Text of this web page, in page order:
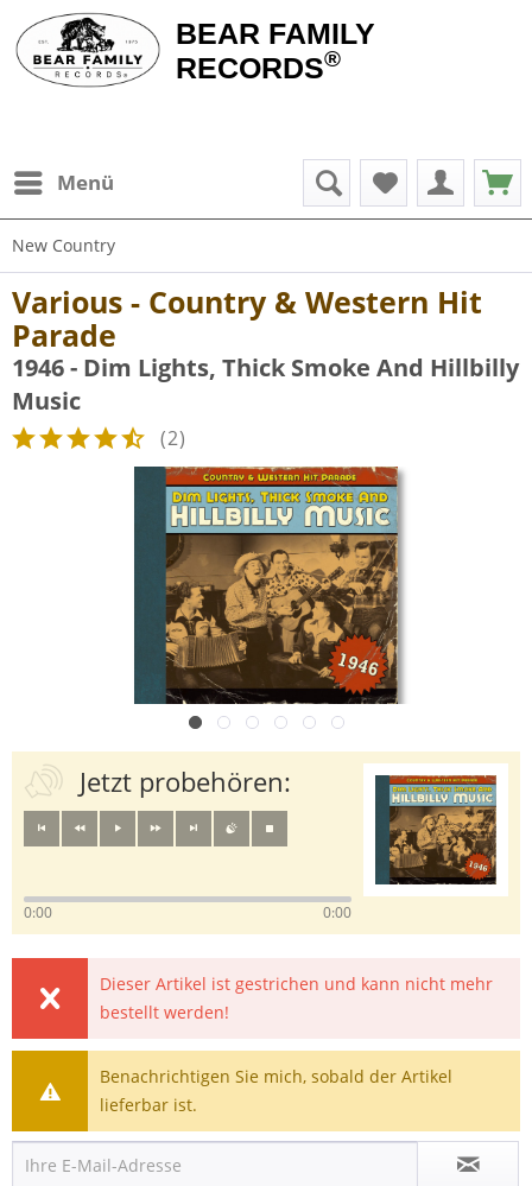
BEAR FAMILY
RECORDS®
Menü
New Country
Various - Country & Western Hit
Parade
1946 - Dim Lights, Thick Smoke And Hillbilly
Music
(2)
Jetzt probehören:
0:00 0:00
Dieser Artikel ist gestrichen und kann nicht mehr
bestellt werden!
Benachrichtigen Sie mich, sobald der Artikel
lieferbar ist.